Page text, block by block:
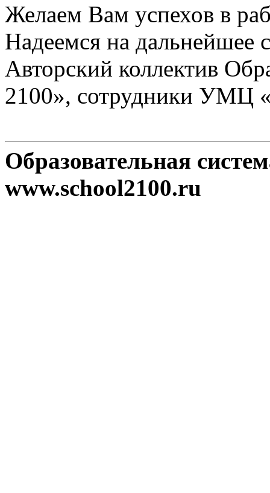
Желаем Вам успехов в
Надеемся на дальнейшее
Авторский коллектив
2100», сотрудники УМЦ
Образовательная
www.school2100.ru